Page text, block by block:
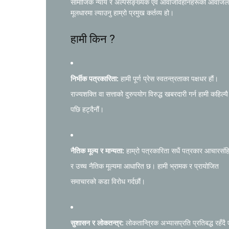
मूलधारमा ल्याउनु हाम्रो प्रमुख कर्तव्य हो।
हामी किन ?
निर्भीक पत्रकारिता: हामी पूर्ण प्रेस स्वतन्त्रताका पक्षधर हौं।
राज्यशक्ति वा सत्ताको दुरुपयोग विरुद्ध खबरदारी गर्न हामी कहिल्यै
पछि हट्दैनौं।
नैतिक मूल्य र मान्यता: हाम्रो पत्रकारिता सधैं पत्रकार
र उच्च नैतिक मूल्यमा आधारित छ। हामी भ्रामक र प्रायोजित
समाचारको कडा विरोध गर्दछौं।
सुशासन र लोकतन्त्र: लोकतान्त्रिक अभ्यासप्रति प्रतिबद्ध रहँदै